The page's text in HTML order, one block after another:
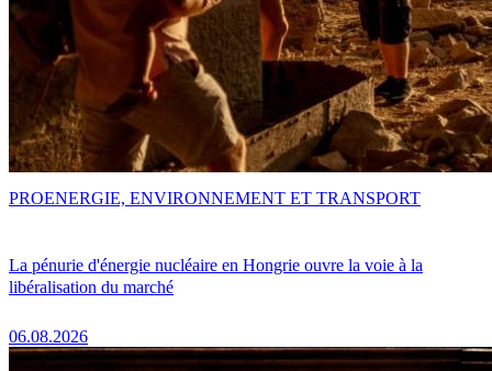
La pénurie d'énergie nucléaire en Hongrie ouvre la voie à la
libéralisation du marché
06.08.2026
PROENERGIE, ENVIRONNEMENT ET TRANSPORT